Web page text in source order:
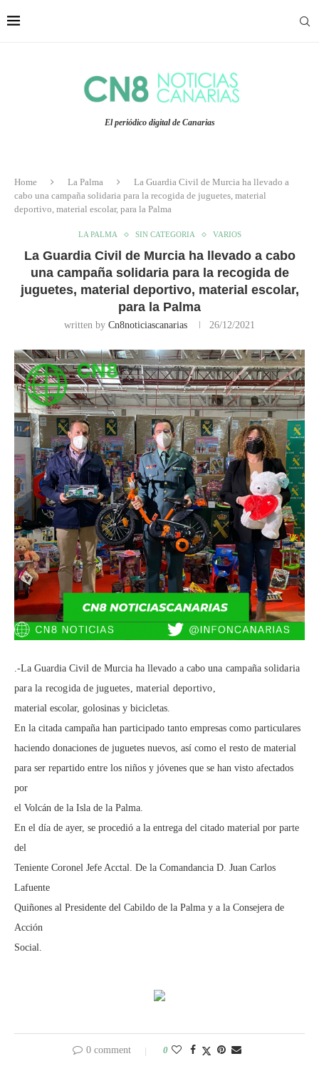
El periódico digital de Canarias
Home La Palma
La Guardia Civil de Murcia ha llevado a
cabo una campaña solidaria para la recogida de juguetes, material
deportivo, material escolar, para la Palma
LA PALMA SIN CATEGORIA VARIOS
La Guardia Civil de Murcia ha llevado a cabo
una campaña solidaria para la recogida de
juguetes, material deportivo, material escolar,
para la Palma
written by Cn8noticiascanarias 26/12/2021
.-La Guardia Civil de Murcia ha llevado a cabo una campaña solidaria
para la recogida de juguetes, material deportivo,
material escolar, golosinas y bicicletas.
En la citada campaña han participado tanto empresas como particulares
haciendo donaciones de juguetes nuevos, así como el resto de material
para ser repartido entre los niños y jóvenes que se han visto afectados
por
el Volcán de la Isla de la Palma.
En el día de ayer, se procedió a la entrega del citado material por parte
del
Teniente Coronel Jefe Acctal. De la Comandancia D. Juan Carlos
Lafuente
Quiñones al Presidente del Cabildo de la Palma y a la Consejera de
Acción
Social.
0 comment 0